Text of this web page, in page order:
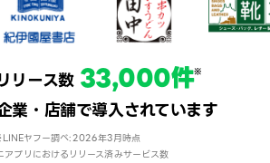
リース数 33,000件※
業・店舗で導入されています
LINEヤフー調べ:2026年3月時点
アプリにおけるリリース済みサービス数